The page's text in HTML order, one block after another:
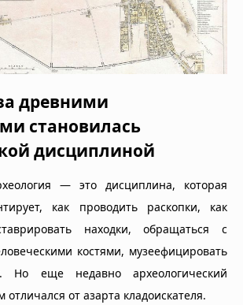
древними
становилась
дисциплиной
— это дисциплина, которая
как проводить раскопки, как
находки, обращаться с
костями, музеефицировать
Но еще недавно археологический
от азарта кладоискателя.